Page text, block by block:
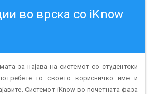
во врска со iKnow
за најава на системот со студентски
го своето корисничко име и
Системот iKnow во почетната фаза